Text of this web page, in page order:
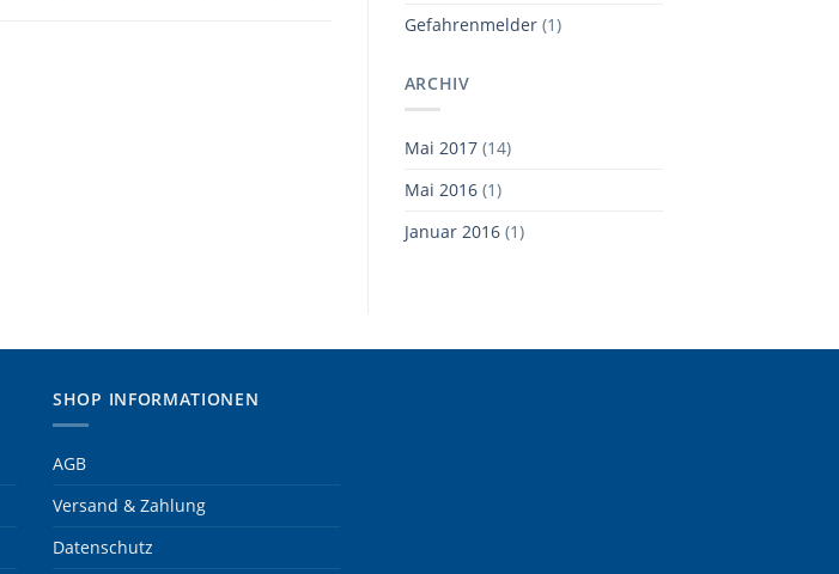
Gefahrenmelder(1)
ARCHIV
Mai 2017(14)
Mai 2016(1)
Januar 2016(1)
SHOP INFORMATIONEN
AGB
Versand & Zahlung
Datenschutz